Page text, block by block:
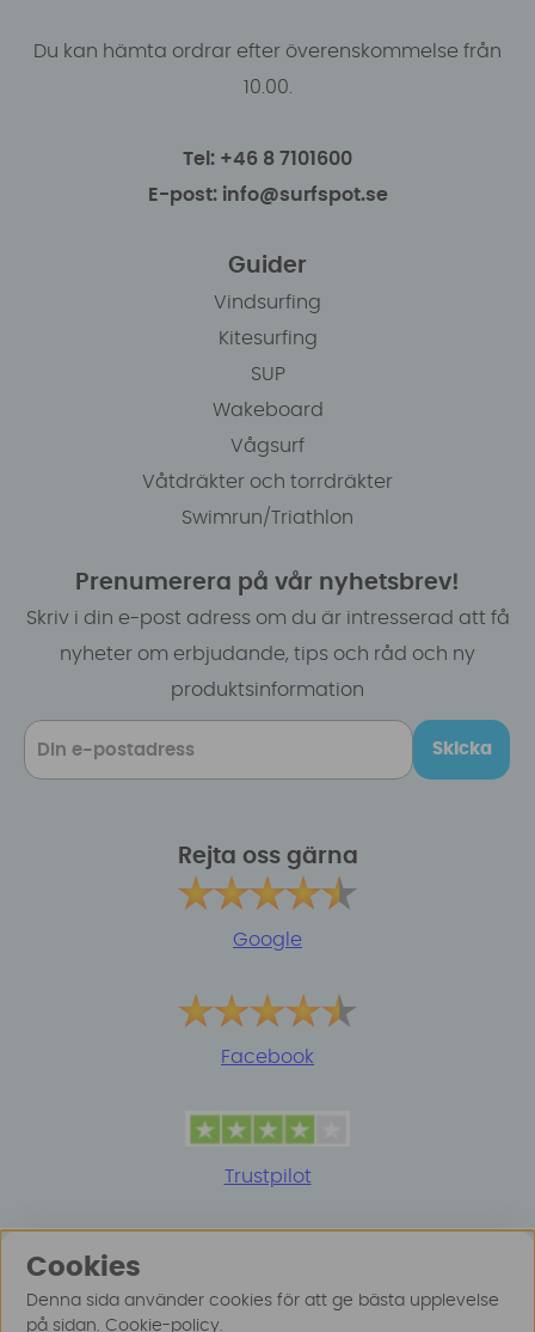
Du kan hämta ordrar efter överenskommelse från
10.00.
Tel: +46 8 7101600
E-post: info@surfspot.se
Guider
Vindsurfing
Kitesurfing
SUP
Wakeboard
Vågsurf
Våtdräkter och torrdräkter
Swimrun/Triathlon
Prenumerera på vår nyhetsbrev!
Skriv i din e-post adress om du är intresserad att få
nyheter om erbjudande, tips och råd och ny
produktsinformation
Skicka
Rejta oss gärna
Google
Facebook
Trustpilot
Cookies
Denna sida använder cookies för att ge bästa upplevelse
på sidan. Cookie-policy.